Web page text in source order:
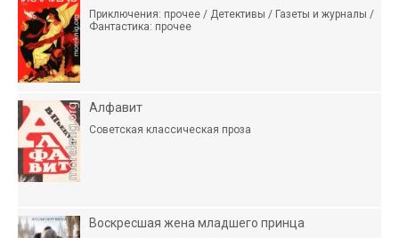
Приключения: прочее / Детективы / Газеты и журналы /
Фантастика: прочее
Алфавит
Советская классическая проза
Воскресшая жена младшего принца